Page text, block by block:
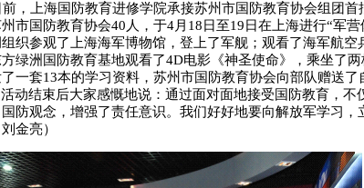
上海国防教育进修学院承接苏州市国防教育协会组团首
市国防教育协会40人，于4月18日至19日在上海进行“军
织参观了上海海军博物馆，登上了军舰；观看了海军航空
绿洲国防教育基地观看了4D电影《神圣使命》，乘坐了两
一套13本的学习资料，苏州市国防教育协会向部队赠送了
动结束后大家感慨地说：通过面对面地接受国防教育，不
防观念，增强了责任意识。我们好好地要向解放军学习，
金亮）